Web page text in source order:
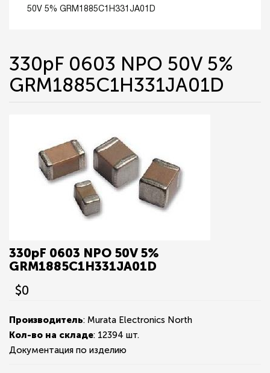
50V 5% GRM1885C1H331JA01D
330pF 0603 NPO 50V 5%
GRM1885C1H331JA01D
330pF 0603 NPO 50V 5%
GRM1885C1H331JA01D
$0
Производитель: Murata Electronics North
Кол-во на складе: 12394 шт.
Документация по изделию